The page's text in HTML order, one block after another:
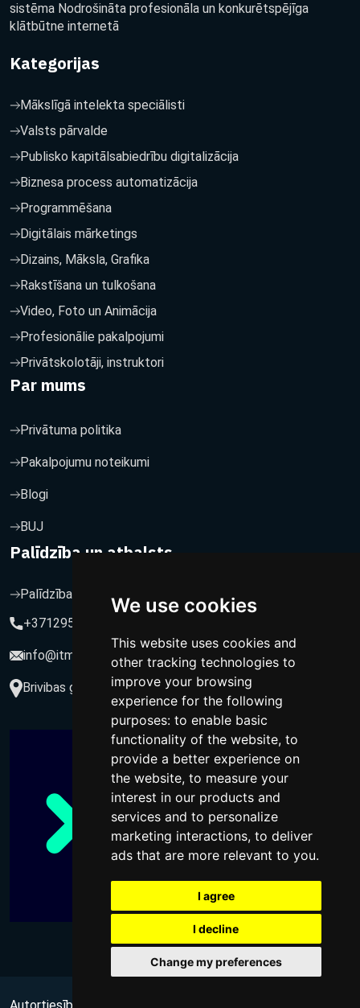
We use cookies
This website uses cookies and
other tracking technologies to
improve your browsing
experience for the following
purposes: to enable basic
functionality of the website, to
provide a better experience on
the website, to measure your
interest in our products and
services and to personalize
marketing interactions, to deliver
ads that are more relevant to you.
I agree
I decline
Change my preferences
sistēma Nodrošināta profesionāla un konkurētspējīga
klātbūtne internetā
Kategorijas
Mākslīgā intelekta speciālisti
Valsts pārvalde
Publisko kapitālsabiedrību digitalizācija
Biznesa process automatizācija
Programmēšana
Digitālais mārketings
Dizains, Māksla, Grafika
Rakstīšana un tulkošana
Video, Foto un Animācija
Profesionālie pakalpojumi
Privātskolotāji, instruktori
Par mums
Privātuma politika
Pakalpojumu noteikumi
Blogi
BUJ
Palīdzība un atbalsts
Palīdzība un atbalsts
+37129564547
info@itmarketing.lv
Brivibas gatve 234-77, LV-1039, Riga, Latvia